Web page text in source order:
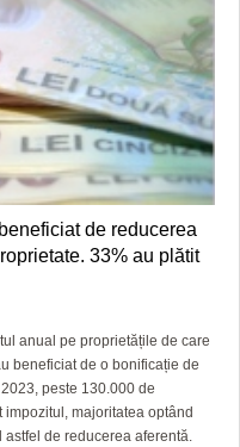
de reducerea
33% au plătit
anual pe proprietățile de care
beneficiat de o bonificație de
peste 130.000 de
majoritatea optând
de reducerea aferentă.